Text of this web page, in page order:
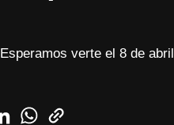
verte el 8 de